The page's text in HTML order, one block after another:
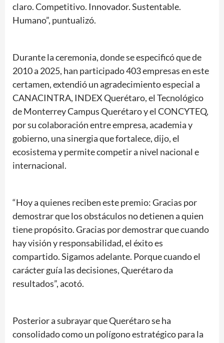
claro. Competitivo. Innovador. Sustentable.
Humano”, puntualizó.
Durante la ceremonia, donde se especificó que de
2010 a 2025, han participado 403 empresas en este
certamen, extendió un agradecimiento especial a
CANACINTRA, INDEX Querétaro, el Tecnológico
de Monterrey Campus Querétaro y el CONCYTEQ,
por su colaboración entre empresa, academia y
gobierno, una sinergia que fortalece, dijo, el
ecosistema y permite competir a nivel nacional e
internacional.
“Hoy a quienes reciben este premio: Gracias por
demostrar que los obstáculos no detienen a quien
tiene propósito. Gracias por demostrar que cuando
hay visión y responsabilidad, el éxito es
compartido. Sigamos adelante. Porque cuando el
carácter guía las decisiones, Querétaro da
resultados”, acotó.
Posterior a subrayar que Querétaro se ha
consolidado como un polígono estratégico para la